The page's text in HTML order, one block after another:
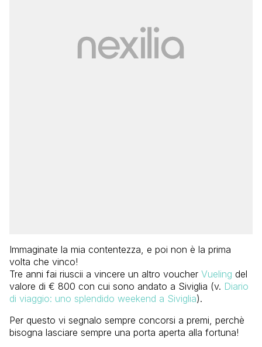
Immaginate la mia contentezza, e poi non è la prima
volta che vinco!
Tre anni fai riuscii a vincere un altro voucher Vueling del
valore di € 800 con cui sono andato a Siviglia (v. Diario
di viaggio: uno splendido weekend a Siviglia).
Per questo vi segnalo sempre concorsi a premi, perchè
bisogna lasciare sempre una porta aperta alla fortuna!